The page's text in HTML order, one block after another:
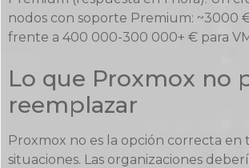
nodos con soporte Premium: ~3000
frente a 400 000-300 000+ € para
Lo que Proxmox no
reemplazar
Proxmox no es la opción correcta en
situaciones. Las organizaciones